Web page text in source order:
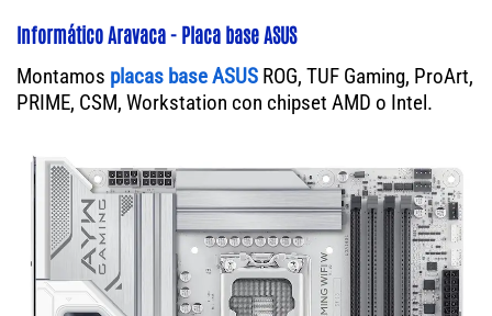
Informático Aravaca - Placa base ASUS
Montamos placas base ASUS ROG, TUF Gaming, ProArt,
PRIME, CSM, Workstation con chipset AMD o Intel.